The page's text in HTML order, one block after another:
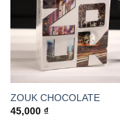
ZOUK CHOCOLATE
45,000 ₫